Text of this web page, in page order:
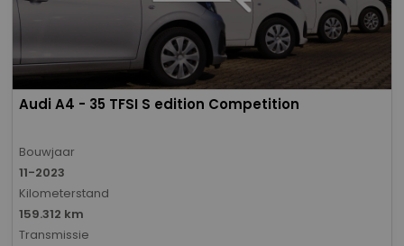
Audi A4 - 35 TFSI S edition Competition
Bouwjaar
11-2023
Kilometerstand
159.312 km
Transmissie